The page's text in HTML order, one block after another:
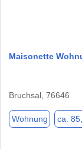
Maisonette
Bruchsal, 76646
Wohnung ca.